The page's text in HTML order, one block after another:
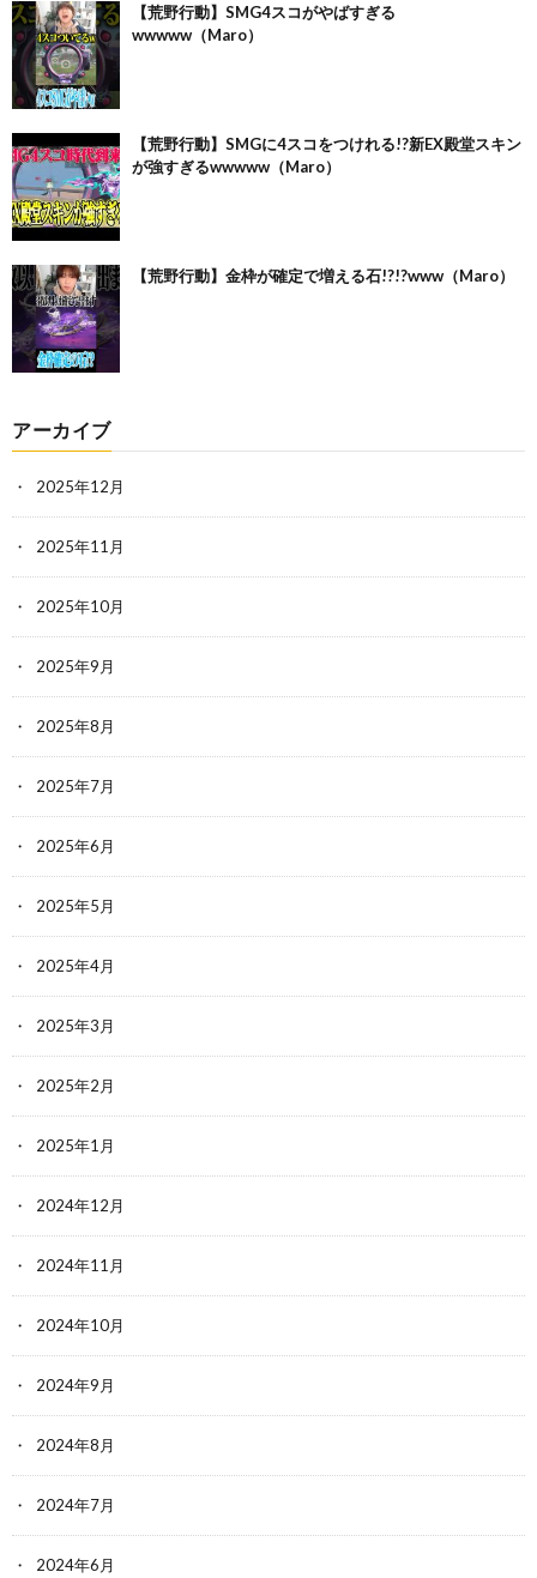
【荒野行動】SMG4スコがやばすぎる
wwwww（Maro）
【荒野行動】SMGに4スコをつけれる!?新EX殿堂スキン
が強すぎるwwwww（Maro）
【荒野行動】金枠が確定で増える石!?!?www（Maro）
アーカイブ
2025年12月
2025年11月
2025年10月
2025年9月
2025年8月
2025年7月
2025年6月
2025年5月
2025年4月
2025年3月
2025年2月
2025年1月
2024年12月
2024年11月
2024年10月
2024年9月
2024年8月
2024年7月
2024年6月